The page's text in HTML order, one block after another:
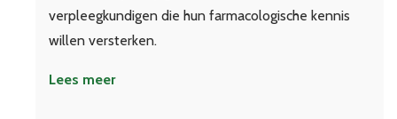
verpleegkundigen die hun farmacologische kennis
willen versterken.
Lees meer